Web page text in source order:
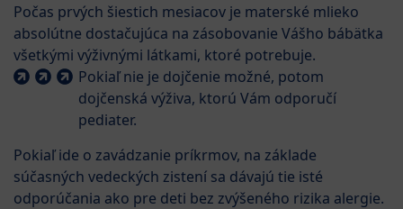
Počas prvých šiestich mesiacov je materské mlieko
absolútne dostačujúca na zásobovanie Vášho bábätka
všetkými výživnými látkami, ktoré potrebuje.
Pokiaľ nie je dojčenie možné, potom
dojčenská výživa, ktorú Vám odporučí
pediater.
Pokiaľ ide o zavádzanie príkrmov, na základe
súčasných vedeckých zistení sa dávajú tie isté
odporúčania ako pre deti bez zvýšeného rizika alergie.